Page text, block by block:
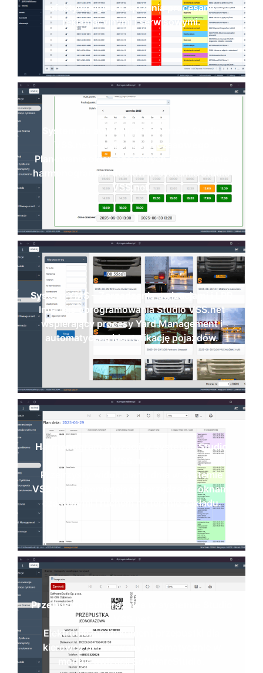
efektywnego zarządzania procesami
reklamacyjnymi i serwisowymi.
System do awizacji transportów Studio
VSS.net – wybór okna czasowego
Planowanie okien czasowych i zarządzanie
harmonogramem dostaw w systemie Studio
VSS.net.
System YMS – Zarządzanie awizacjami i LPR
Interfejs oprogramowania Studio VSS.net
wspierający procesy Yard Management i
automatyczną identyfikację pojazdów.
Harmonogram awizacji w systemie Studio
Przejrzysty widok planu dnia w systemie
VSS.net wspomagający zarządzanie oknami
czasowymi i ruchem na terenie zakładu.
Przepustka jednorazowa w systemie Studio
Elektroniczny dokument przepustki dla
kierowcy generowany automatycznie w
module awizacji SoftwareStudio.